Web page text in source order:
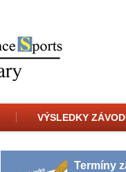
VÝSLEDKY
Termíny